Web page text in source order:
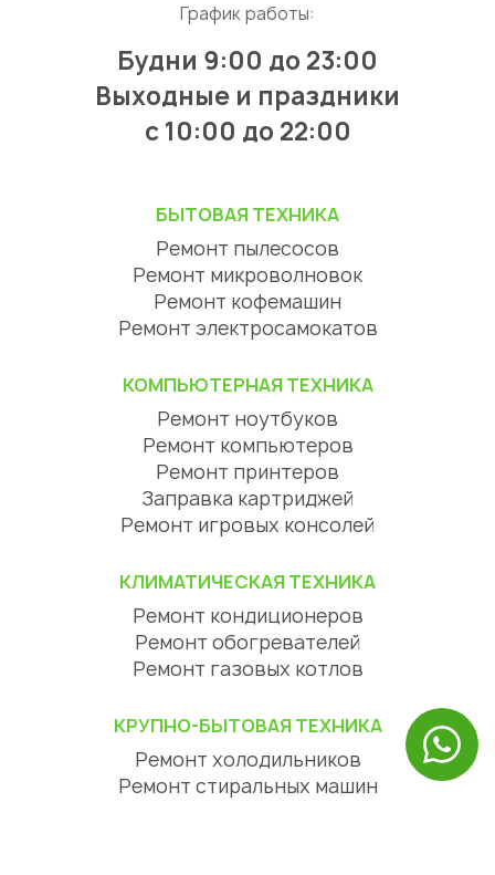
График работы:
Будни 9:00 до 23:00
Выходные и праздники
с 10:00 до 22:00
БЫТОВАЯ ТЕХНИКА
Ремонт пылесосов
Ремонт микроволновок
Ремонт кофемашин
Ремонт электросамокатов
КОМПЬЮТЕРНАЯ ТЕХНИКА
Ремонт ноутбуков
Ремонт компьютеров
Ремонт принтеров
Заправка картриджей
Ремонт игровых консолей
КЛИМАТИЧЕСКАЯ ТЕХНИКА
Ремонт кондиционеров
Ремонт обогревателей
Ремонт газовых котлов
КРУПНО-БЫТОВАЯ ТЕХНИКА
Ремонт холодильников
Ремонт стиральных машин